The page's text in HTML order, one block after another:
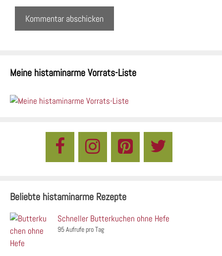
Meine histaminarme Vorrats-Liste
Beliebte histaminarme Rezepte
Schneller Butterkuchen ohne Hefe
95 Aufrufe pro Tag